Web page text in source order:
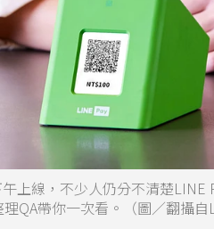
上線，不少人仍分不清楚LINE
QA帶你一次看。（圖／翻攝自